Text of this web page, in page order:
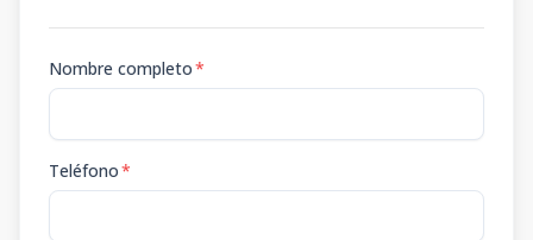
Nombre completo*
Teléfono*